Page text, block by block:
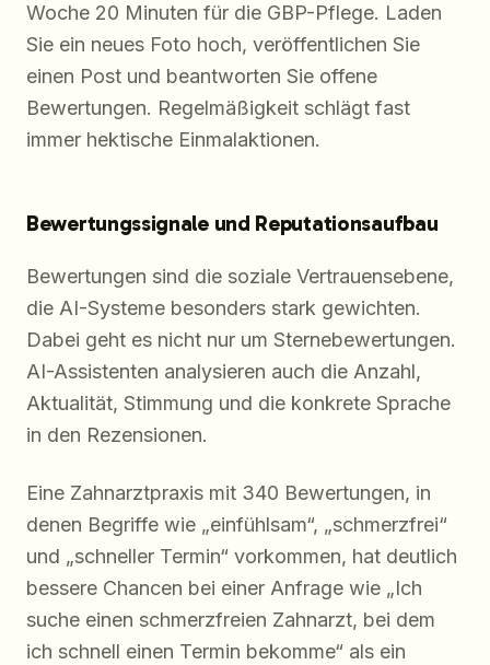
Woche 20 Minuten für die GBP-Pflege. Laden
Sie ein neues Foto hoch, veröffentlichen Sie
einen Post und beantworten Sie offene
Bewertungen. Regelmäßigkeit schlägt fast
immer hektische Einmalaktionen.
Bewertungssignale und Reputationsaufbau
Bewertungen sind die soziale Vertrauensebene,
die AI-Systeme besonders stark gewichten.
Dabei geht es nicht nur um Sternebewertungen.
AI-Assistenten analysieren auch die Anzahl,
Aktualität, Stimmung und die konkrete Sprache
in den Rezensionen.
Eine Zahnarztpraxis mit 340 Bewertungen, in
denen Begriffe wie „einfühlsam“, „schmerzfrei“
und „schneller Termin“ vorkommen, hat deutlich
bessere Chancen bei einer Anfrage wie „Ich
suche einen schmerzfreien Zahnarzt, bei dem
ich schnell einen Termin bekomme“ als ein